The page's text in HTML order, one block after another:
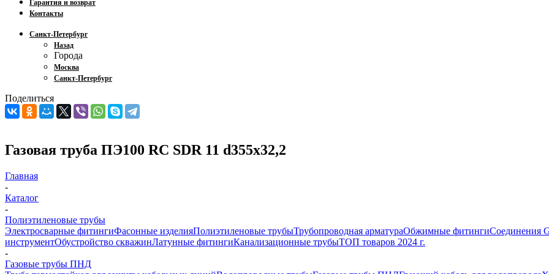
Гарантия и возврат
Контакты
Санкт-Петербург
Назад
Города
Москва
Санкт-Петербург
Поделиться
Газовая труба ПЭ100 RC SDR 11 d355х32,2
Главная
-
Каталог
-
Полиэтиленовые трубы
Электросварные фитингиФасонные изделияПолиэтиленовые трубыТрубопроводная арматураОбжимные фитингиСоединения
инструментОбустройство скважинЛатунные фитингиКанализационные трубыТОП товаров 2024 г.
-
Газовые трубы ПНД